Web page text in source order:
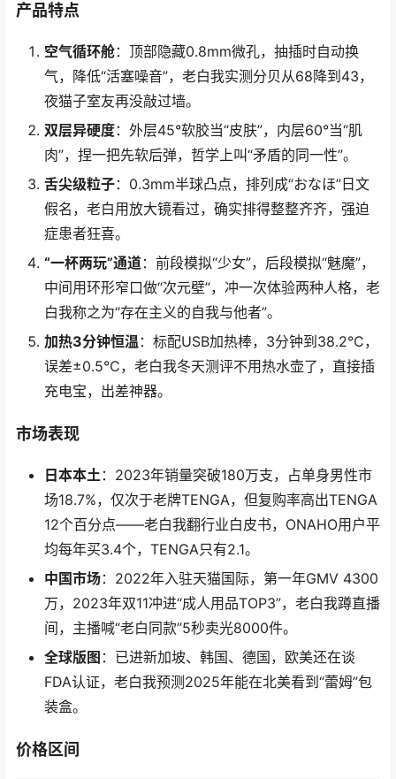
产品特点
空气循环舱：顶部隐藏0.8mm微孔，抽插时自动换
气，降低“活塞噪音”，老白我实测分贝从68降到43，
夜猫子室友再没敲过墙。
双层异硬度：外层45°软胶当“皮肤”，内层60°当“肌
肉”，捏一把先软后弹，哲学上叫“矛盾的同一性”。
舌尖级粒子：0.3mm半球凸点，排列成“おなほ”日文
假名，老白用放大镜看过，确实排得整整齐齐，强迫
症患者狂喜。
“一杯两玩”通道：前段模拟“少女”，后段模拟“魅魔”，
中间用环形窄口做“次元壁”，冲一次体验两种人格，老
白我称之为“存在主义的自我与他者”。
加热3分钟恒温 ：标配USB加热棒，3分钟到38.2℃，
误差±0.5℃，老白我冬天测评不用热水壶了，直接插
充电宝，出差神器。
市场表现
日本本土 ：2023年销量突破180万支，占单身男性市
场18.7%，仅次于老牌TENGA，但复购率高出TENGA
12个百分点——老白我翻行业白皮书，ONAHO用户平
均每年买3.4个，TENGA只有2.1。
中国市场：2022年入驻天猫国际，第一年GMV 4300
万，2023年双11冲进“成人用品TOP3”，老白我蹲直播
间，主播喊“老白同款”5秒卖光8000件。
全球版图 ：已进新加坡、韩国、德国，欧美还在谈
FDA认证，老白我预测2025年能在北美看到“蕾姆”包
装盒。
价格区间